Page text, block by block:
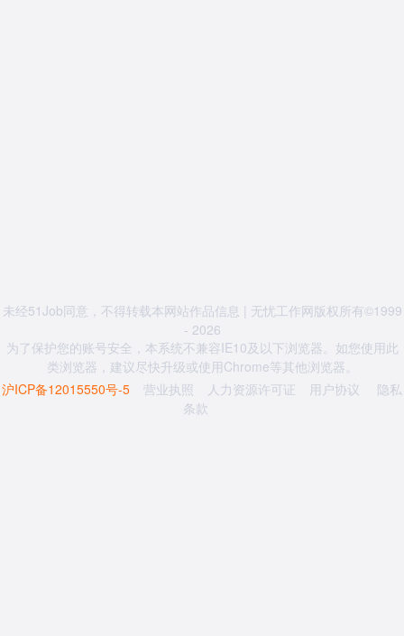
未经51Job同意，不得转载本网站作品信息 | 无忧工作网版权所有©1999
- 2026
为了保护您的账号安全，本系统不兼容IE10及以下浏览器。如您使用此
类浏览器，建议尽快升级或使用Chrome等其他浏览器。
沪ICP备12015550号-5
营业执照 人力资源许可证 用户协议
隐私
条款